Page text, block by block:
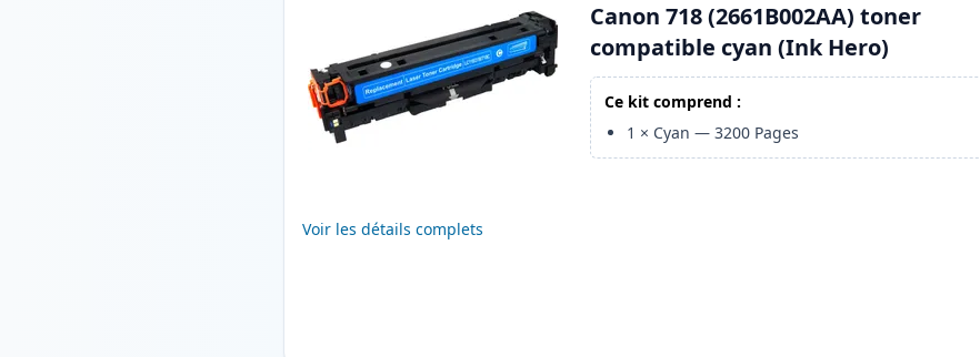
Voir les détails complets
Canon 718 (2661B002AA) toner
compatible cyan (Ink Hero)
Ce kit comprend :
1 × Cyan —3200 Pages